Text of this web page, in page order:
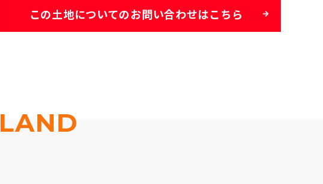
この土地についてのお問い合わせはこちら
LAND